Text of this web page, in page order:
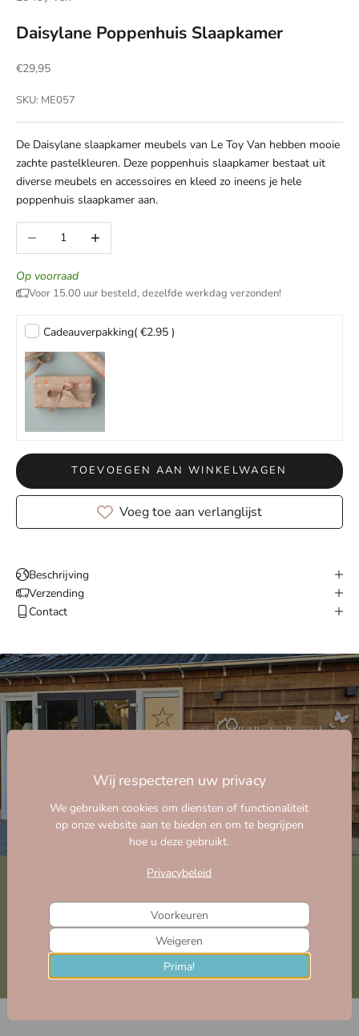
Daisylane Poppenhuis Slaapkamer
Aanbiedingsprijs
€29,95
SKU: ME057
De Daisylane slaapkamer meubels van Le Toy Van hebben mooie
zachte pastelkleuren. Deze poppenhuis slaapkamer bestaat uit
diverse meubels en accessoires en kleed zo ineens je hele
poppenhuis slaapkamer aan.
Aantal verlagenAantal verhogen
Op voorraad
Voor 15.00 uur besteld, dezelfde werkdag verzonden!
Cadeauverpakking( €2.95 )
TOEVOEGEN AAN WINKELWAGEN
Voeg toe aan verlanglijst
Beschrijving
Verzending
Contact